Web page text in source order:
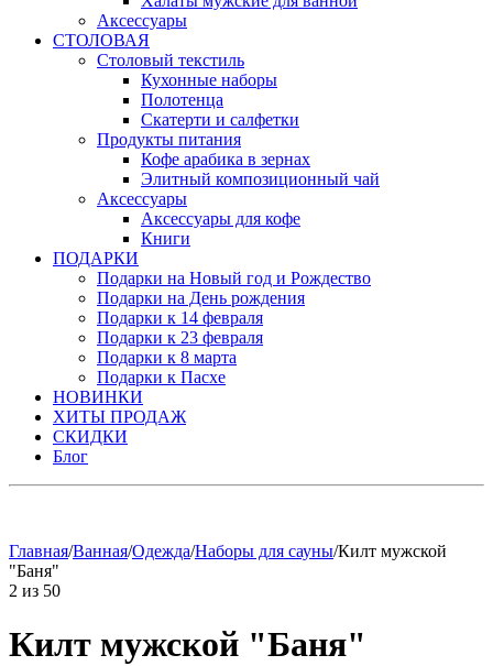
Аксессуары
СТОЛОВАЯ
Столовый текстиль
Кухонные наборы
Полотенца
Скатерти и салфетки
Продукты питания
Кофе арабика в зернах
Элитный композиционный чай
Аксессуары
Аксессуары для кофе
Книги
ПОДАРКИ
Подарки на Новый год и Рождество
Подарки на День рождения
Подарки к 14 февраля
Подарки к 23 февраля
Подарки к 8 марта
Подарки к Пасхе
НОВИНКИ
ХИТЫ ПРОДАЖ
СКИДКИ
Блог
Главная/Ванная/Одежда/Наборы для сауны/Килт мужской
"Баня"
2 из 50
Килт мужской "Баня"